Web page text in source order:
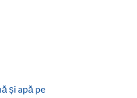
și apă pe